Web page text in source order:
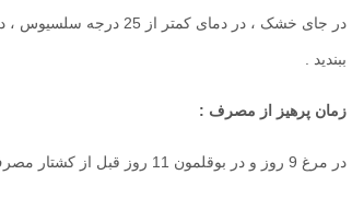
در جای خشک ، در دمای
ببندید .
زمان پرهیز از مصرف :
در مرغ 9 روز و در بوقلمون 11 روز قبل از کشتار مصرف دارو باید قطع گردد .